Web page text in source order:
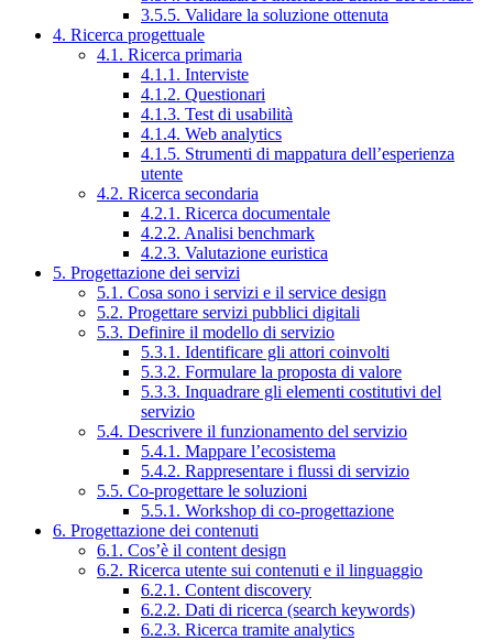
3.5.5. Validare la soluzione ottenuta
4. Ricerca progettuale
4.1. Ricerca primaria
4.1.1. Interviste
4.1.2. Questionari
4.1.3. Test di usabilità
4.1.4. Web analytics
4.1.5. Strumenti di mappatura dell’esperienza
utente
4.2. Ricerca secondaria
4.2.1. Ricerca documentale
4.2.2. Analisi benchmark
4.2.3. Valutazione euristica
5. Progettazione dei servizi
5.1. Cosa sono i servizi e il service design
5.2. Progettare servizi pubblici digitali
5.3. Definire il modello di servizio
5.3.1. Identificare gli attori coinvolti
5.3.2. Formulare la proposta di valore
5.3.3. Inquadrare gli elementi costitutivi del
servizio
5.4. Descrivere il funzionamento del servizio
5.4.1. Mappare l’ecosistema
5.4.2. Rappresentare i flussi di servizio
5.5. Co-progettare le soluzioni
5.5.1. Workshop di co-progettazione
6. Progettazione dei contenuti
6.1. Cos’è il content design
6.2. Ricerca utente sui contenuti e il linguaggio
6.2.1. Content discovery
6.2.2. Dati di ricerca (search keywords)
6.2.3. Ricerca tramite analytics